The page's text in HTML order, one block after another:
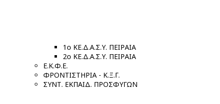
1ο ΚΕ.Δ.Α.Σ.Υ. ΠΕΙΡΑΙΑ
2ο ΚΕ.Δ.Α.Σ.Υ. ΠΕΙΡΑΙΑ
Ε.Κ.Φ.Ε.
ΦΡΟΝΤΙΣΤΗΡΙΑ - Κ.Ξ.Γ.
ΣΥΝΤ. ΕΚΠΑΙΔ. ΠΡΟΣΦΥΓΩΝ